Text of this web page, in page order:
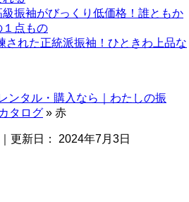
ンタル・購入なら｜わたしの振
タログ » 赤
｜更新日： 2024年7月3日